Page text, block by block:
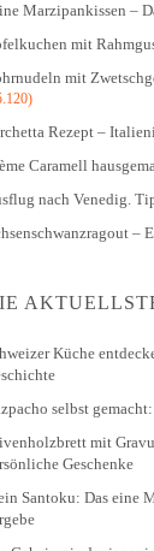
Marzipankissen –
mit
mit
Rezept –
Caramell
nach Venedig.
–
Küche
selbst
mit
Geschenke
Santoku: Das eine